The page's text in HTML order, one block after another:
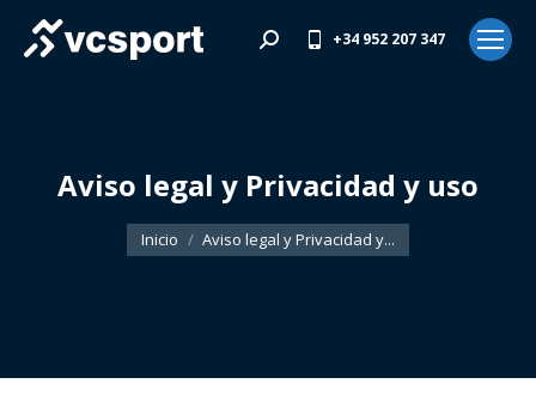
Buscar: +34 952 207 347
Aviso legal y Privacidad y uso
Estás aquí:
Inicio Aviso legal y Privacidad y...